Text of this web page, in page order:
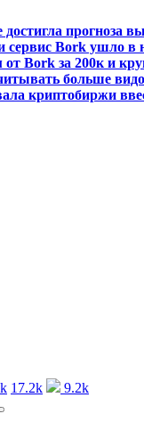
достигла прогноза
сервис Bork ушло в
Bork за 200к и
больше
криптобиржи
17.2k 9.2k